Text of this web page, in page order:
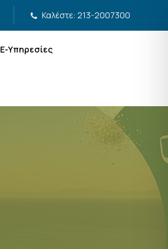
Καλέστε: 213-2007300
Ε-Υπηρεσίες